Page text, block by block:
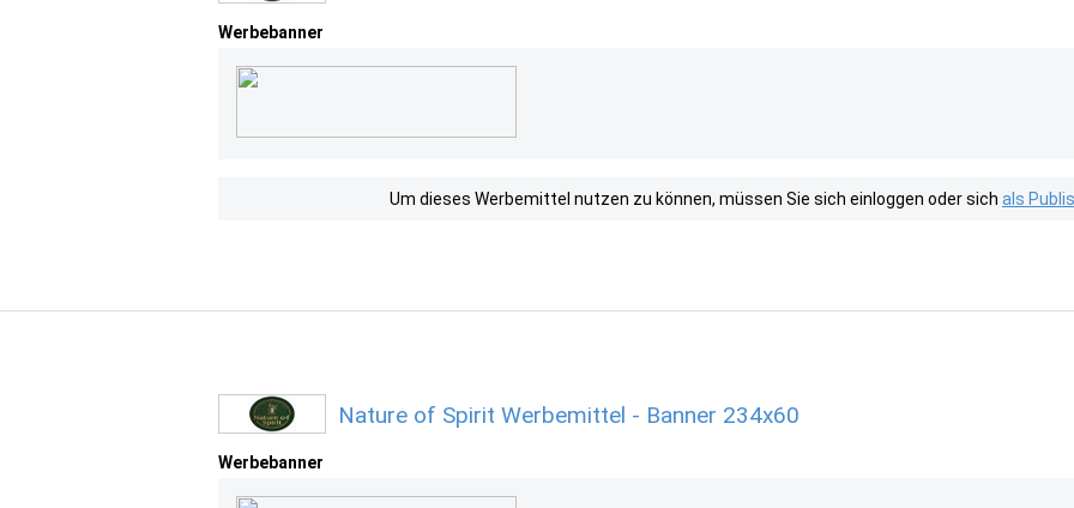
Werbebanner
Um dieses Werbemittel nutzen zu können, müssen Sie sich einloggen oder sich als
Nature of Spirit Werbemittel - Banner 234x60
Werbebanner